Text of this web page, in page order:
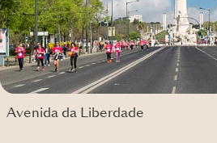
Avenida da Liberdade